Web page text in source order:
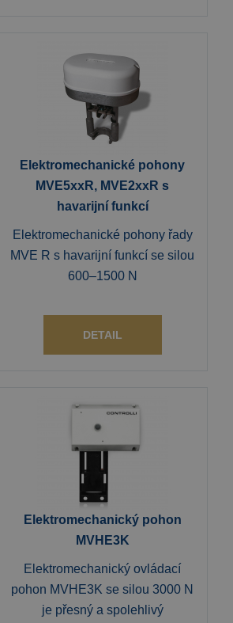
Elektromechanické pohony
MVE5xxR, MVE2xxR s
havarijní funkcí
Elektromechanické pohony řady
MVE R s havarijní funkcí se silou
600–1500 N
DETAIL
Elektromechanický pohon
MVHE3K
Elektromechanický ovládací
pohon MVHE3K se silou 3000 N
je přesný a spolehlivý